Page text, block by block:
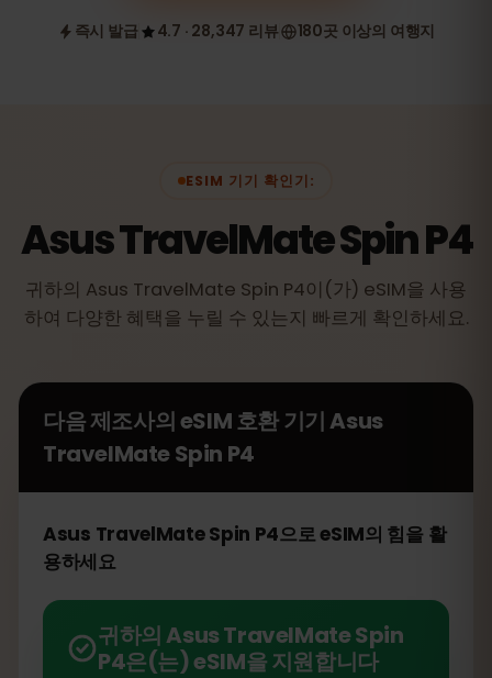
즉시 발급 4.7 · 28,347 리뷰 180곳 이상의 여행지
ESIM 기기 확인기:
Asus TravelMate Spin P4
귀하의 Asus TravelMate Spin P4이(가) eSIM을 사용
하여 다양한 혜택을 누릴 수 있는지 빠르게 확인하세요.
다음 제조사의 eSIM 호환 기기Asus
TravelMate Spin P4
Asus TravelMate Spin P4으로 eSIM의 힘을 활
용하세요
귀하의 Asus TravelMate Spin
P4은(는) eSIM을 지원합니다